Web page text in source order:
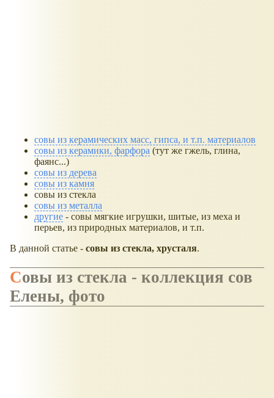
совы из керамических масс, гипса, и т.п. материалов
совы из керамики, фарфора (тут же гжель, глина,
фаянс...)
совы из дерева
совы из камня
совы из стекла
совы из металла
другие - совы мягкие игрушки, шитые, из меха и
перьев, из природных материалов, и т.п.
В данной статье - совы из стекла, хрусталя.
Совы из стекла - коллекция сов
Елены, фото